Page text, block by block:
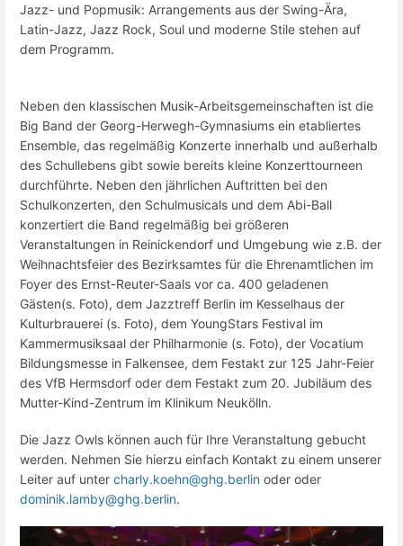
Jazz- und Popmusik: Arrangements aus der Swing-Ära,
Latin-Jazz, Jazz Rock, Soul und moderne Stile stehen auf
dem Programm.
Neben den klassischen Musik-Arbeitsgemeinschaften ist die
Big Band der Georg-Herwegh-Gymnasiums ein etabliertes
Ensemble, das regelmäßig Konzerte innerhalb und außerhalb
des Schullebens gibt sowie bereits kleine Konzerttourneen
durchführte. Neben den jährlichen Auftritten bei den
Schulkonzerten, den Schulmusicals und dem Abi-Ball
konzertiert die Band regelmäßig bei größeren
Veranstaltungen in Reinickendorf und Umgebung wie z.B. der
Weihnachtsfeier des Bezirksamtes für die Ehrenamtlichen im
Foyer des Ernst-Reuter-Saals vor ca. 400 geladenen
Gästen(s. Foto), dem Jazztreff Berlin im Kesselhaus der
Kulturbrauerei (s. Foto), dem YoungStars Festival im
Kammermusiksaal der Philharmonie (s. Foto), der Vocatium
Bildungsmesse in Falkensee, dem Festakt zur 125 Jahr-Feier
des VfB Hermsdorf oder dem Festakt zum 20. Jubiläum des
Mutter-Kind-Zentrum im Klinikum Neukölln.
Die Jazz Owls können auch für Ihre Veranstaltung gebucht
werden. Nehmen Sie hierzu einfach Kontakt zu einem unserer
Leiter auf unter charly.koehn@ghg.berlin oder oder
dominik.lamby@ghg.berlin.